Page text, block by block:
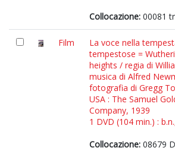
Collocazione: 00081
Film
La voce nella
tempestose =
heights / regia di
musica di Alfred
fotografia di Gregg
USA : The Samuel
Company, 1939
1 DVD (104 min.) :
Collocazione: 08679